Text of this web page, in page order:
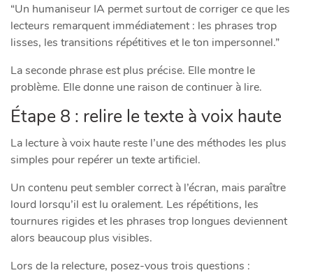
“Un humaniseur IA permet surtout de corriger ce que les
lecteurs remarquent immédiatement : les phrases trop
lisses, les transitions répétitives et le ton impersonnel.”
La seconde phrase est plus précise. Elle montre le
problème. Elle donne une raison de continuer à lire.
Étape 8 : relire le texte à voix haute
La lecture à voix haute reste l’une des méthodes les plus
simples pour repérer un texte artificiel.
Un contenu peut sembler correct à l’écran, mais paraître
lourd lorsqu’il est lu oralement. Les répétitions, les
tournures rigides et les phrases trop longues deviennent
alors beaucoup plus visibles.
Lors de la relecture, posez-vous trois questions :